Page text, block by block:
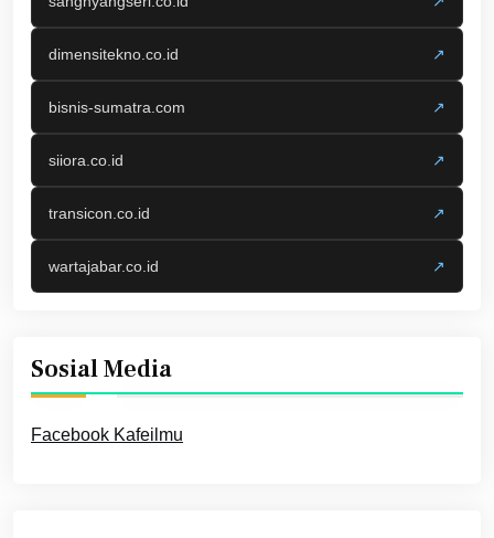
dimensitekno.co.id ↗
bisnis-sumatra.com ↗
siiora.co.id ↗
transicon.co.id ↗
wartajabar.co.id ↗
Sosial Media
Facebook Kafeilmu